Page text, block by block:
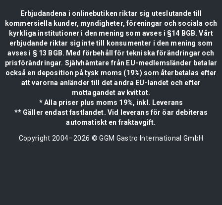
Erbjudandena i onlinebutiken riktar sig uteslutande till
kommersiella kunder, myndigheter, föreningar och sociala och
kyrkliga institutioner i den mening som avses i §14 BGB. Vårt
erbjudande riktar sig inte till konsumenter i den mening som
avses i § 13 BGB. Med förbehåll för tekniska förändringar och
prisförändringar. Självhämtare från EU-medlemsländer betalar
också en deposition på tysk moms (19%) som återbetalas efter
att varorna anländer till det andra EU-landet och efter
mottagandet av kvittot.
* Alla priser plus moms 19%, inkl. Leverans
** Gäller endast fastlandet. Vid leverans för öar debiteras
automatiskt en fraktavgift.
Copyright 2004–2026 © GGM Gastro International GmbH